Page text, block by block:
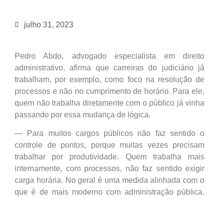
julho 31, 2023
Pedro Abdo, advogado especialista em direito
administrativo, afirma que carreiras do judiciário já
trabalham, por exemplo, como foco na resolução de
processos e não no cumprimento de horário. Para ele,
quem não trabalha diretamente com o público já vinha
passando por essa mudança de lógica.
— Para muitos cargos públicos não faz sentido o
controle de pontos, porque muitas vezes precisam
trabalhar por produtividade. Quem trabalha mais
internamente, com processos, não faz sentido exigir
carga horária. No geral é uma medida alinhada com o
que é de mais moderno com administração pública.